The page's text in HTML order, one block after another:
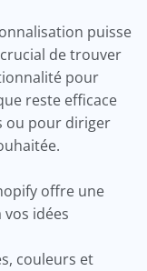
puisse
de trouver
pour
reste efficace
ou pour diriger
offre une
idées
couleurs et